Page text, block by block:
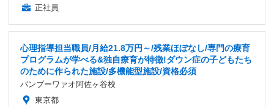
正社員
心理指導担当職員/月給21.8万円～/残業ほぼなし/専門の療育
プログラムが学べる&独自療育が特徴!ダウン症の子どもたち
のために作られた施設/多機能型施設/資格必須
バンブーワァオ阿佐ヶ谷校
東京都